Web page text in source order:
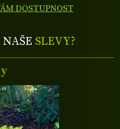
DOSTUPNOST
SLEVY?